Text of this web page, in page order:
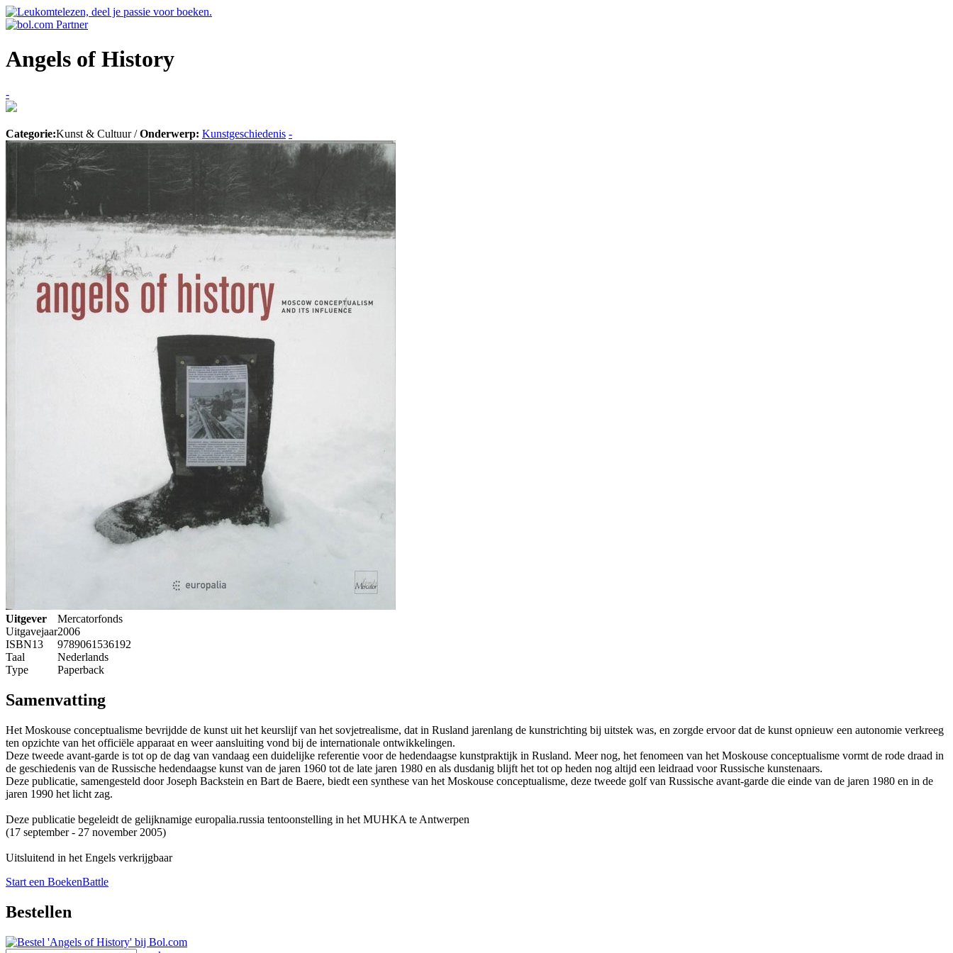
Angels of History
-
Categorie:Kunst & Cultuur /Onderwerp: Kunstgeschiedenis -
Uitgever
Mercatorfonds
Uitgavejaar2006
ISBN13
9789061536192
Taal
Nederlands
Type
Paperback
Samenvatting
Het Moskouse conceptualisme bevrijdde de kunst uit het keurslijf van het sovjetrealisme, dat in Rusland jarenlang de kunstrichting bij uitstek was, en zorgde ervoor dat de kunst opnieuw een autonomie verkreeg
ten opzichte van het officiële apparaat en weer aansluiting vond bij de internationale ontwikkelingen.
Deze tweede avant-garde is tot op de dag van vandaag een duidelijke referentie voor de hedendaagse kunstpraktijk in Rusland. Meer nog, het fenomeen van het Moskouse conceptualisme vormt de rode draad in
de geschiedenis van de Russische hedendaagse kunst van de jaren 1960 tot de late jaren 1980 en als dusdanig blijft het tot op heden nog altijd een leidraad voor Russische kunstenaars.
Deze publicatie, samengesteld door Joseph Backstein en Bart de Baere, biedt een synthese van het Moskouse conceptualisme, deze tweede golf van Russische avant-garde die einde van de jaren 1980 en in de
jaren 1990 het licht zag.
Deze publicatie begeleidt de gelijknamige europalia.russia tentoonstelling in het MUHKA te Antwerpen
(17 september - 27 november 2005)
Uitsluitend in het Engels verkrijgbaar
Start een BoekenBattle
Bestellen